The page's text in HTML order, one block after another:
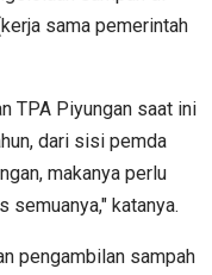
sama pemerintah
TPA Piyungan saat ini
dari sisi pemda
makanya perlu
semuanya," katanya.
pengambilan sampah